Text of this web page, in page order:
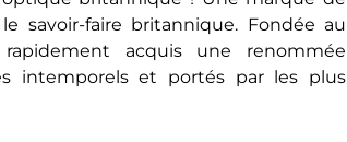
savoir-faire britannique. Fondée au
acquis une renommée
intemporels et portés par les plus